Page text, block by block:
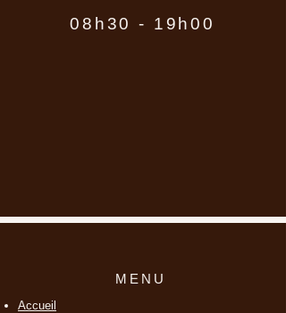
08h30 - 19h00
MENU
Accueil